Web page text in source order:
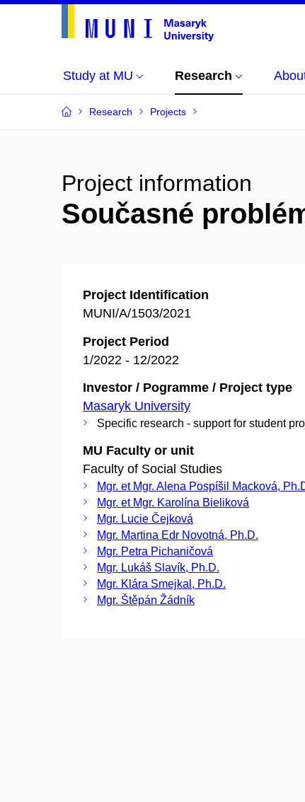
Study at MU Research
Research Projects
Project information
Současné
Project Identification
MUNI/A/1503/2021
Project Period
1/2022 - 12/2022
Investor / Pogramme / Project type
Masaryk University
Specific research - support for student
MU Faculty or unit
Faculty of Social Studies
Mgr. et Mgr. Alena Pospíšil Macková,
Mgr. et Mgr. Karolína Bieliková
Mgr. Lucie Čejková
Mgr. Martina Edr Novotná, Ph.D.
Mgr. Petra Pichaničová
Mgr. Lukáš Slavík, Ph.D.
Mgr. Klára Smejkal, Ph.D.
Mgr. Štěpán Žádník